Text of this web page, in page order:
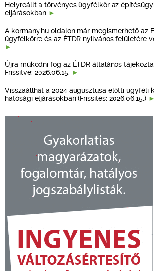
Helyreállt a törvényes ügyfélkör az
eljárásokban
A kormany.hu oldalon már megismerhető az
ügyfélkörre és az ÉTDR nyilvános felületére
Újra működni fog az ÉTDR általános
Frissítve: 2026.06.15.
Visszaállhat a 2024 augusztusa előtti ügyféli
hatósági eljárásokban (Frissítés: 2026.06.15.)